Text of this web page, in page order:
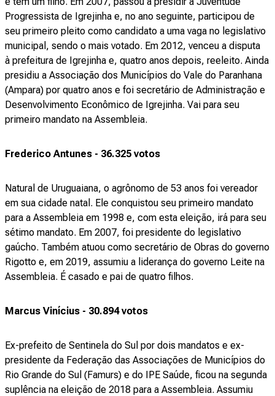
Progressista de Igrejinha e, no ano seguinte, participou de
seu primeiro pleito como candidato a uma vaga no legislativo
municipal, sendo o mais votado. Em 2012, venceu a disputa
à prefeitura de Igrejinha e, quatro anos depois, reeleito. Ainda
presidiu a Associação dos Municípios do Vale do Paranhana
(Ampara) por quatro anos e foi secretário de Administração e
Desenvolvimento Econômico de Igrejinha. Vai para seu
primeiro mandato na Assembleia.
Frederico Antunes - 36.325 votos
Natural de Uruguaiana, o agrônomo de 53 anos foi vereador
em sua cidade natal. Ele conquistou seu primeiro mandato
para a Assembleia em 1998 e, com esta eleição, irá para seu
sétimo mandato. Em 2007, foi presidente do legislativo
gaúcho. Também atuou como secretário de Obras do governo
Rigotto e, em 2019, assumiu a liderança do governo Leite na
Assembleia. É casado e pai de quatro filhos.
Marcus Vinícius - 30.894 votos
Ex-prefeito de Sentinela do Sul por dois mandatos e ex-
presidente da Federação das Associações de Municípios do
Rio Grande do Sul (Famurs) e do IPE Saúde, ficou na segunda
suplência na eleição de 2018 para a Assembleia. Assumiu